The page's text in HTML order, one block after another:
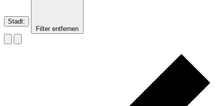
Stadt:
Filter entfernen